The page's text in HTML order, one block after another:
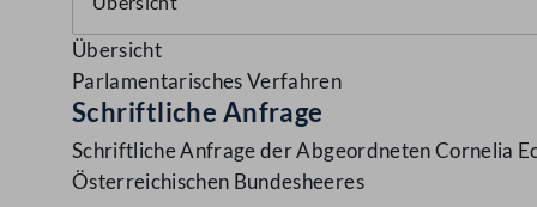
Übersicht
Parlamentarisches Verfahren
Schriftliche Anfrage
Schriftliche Anfrage der Abgeordneten Cornelia
Österreichischen Bundesheeres